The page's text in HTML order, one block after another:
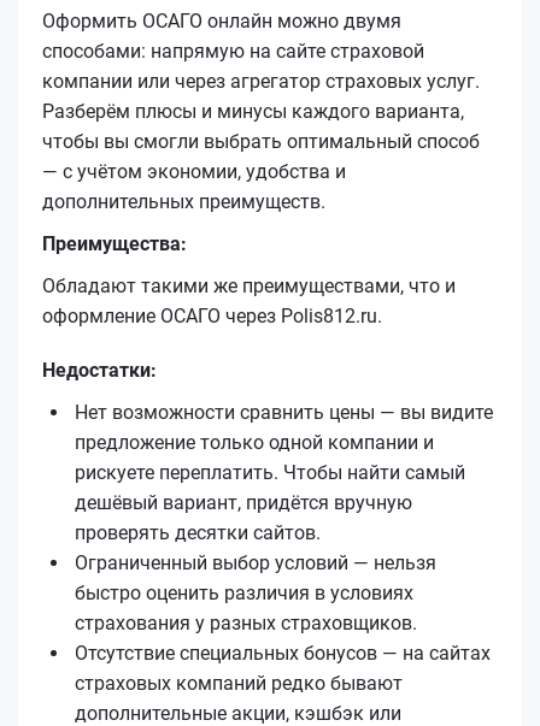
Оформить ОСАГО онлайн можно двумя
способами: напрямую на сайте страховой
компании или через агрегатор страховых услуг.
Разберём плюсы и минусы каждого варианта,
чтобы вы смогли выбрать оптимальный способ
— с учётом экономии, удобства и
дополнительных преимуществ.
Преимущества:
Обладают такими же преимуществами, что и
оформление ОСАГО через Polis812.ru.
Недостатки:
Нет возможности сравнить цены — вы видите
предложение только одной компании и
рискуете переплатить. Чтобы найти самый
дешёвый вариант, придётся вручную
проверять десятки сайтов.
Ограниченный выбор условий — нельзя
быстро оценить различия в условиях
страхования у разных страховщиков.
Отсутствие специальных бонусов — на сайтах
страховых компаний редко бывают
дополнительные акции, кэшбэк или